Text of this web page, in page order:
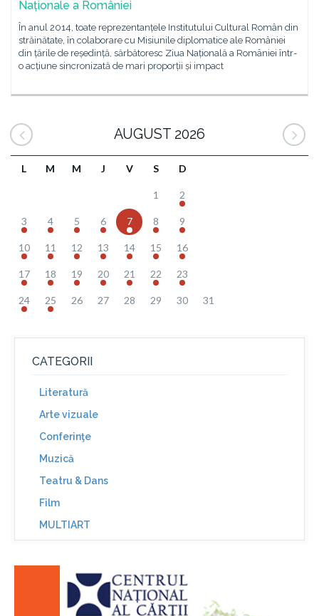
Naționale a României
În anul 2014, toate reprezentanțele Institutului Cultural Român din
străinătate, în colaborare cu Misiunile diplomatice ale României
din țările de reședință, sărbătoresc Ziua Națională a României într-
o acțiune sincronizată de mari proporții și impact
AUGUST 2026
L M M J V S D
1 2
3 4 5 6 7 8 9
10 11 12 13 14 15 16
17 18 19 20 21 22 23
24 25 26 27 28 29 30 31
CATEGORII
Literatură
Arte vizuale
Conferinţe
Muzică
Teatru & Dans
Film
MULTIART